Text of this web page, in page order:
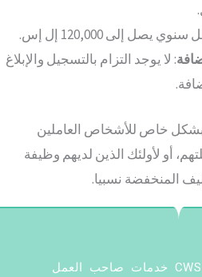
يصل إلى 120,000 إل إس.
: لا يوجد التزام بالتسجيل والإبلاغ
بشكل خاص للأشخاص العاملين
أو لأولئك الذين لديهم وظيفة
المنخفضة نسبيا.
توفر شركة CWS Israel خدمات صاحب العمل